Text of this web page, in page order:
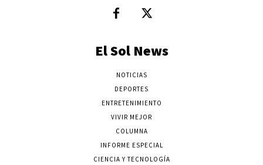
El Sol News
NOTICIAS
DEPORTES
ENTRETENIMIENTO
VIVIR MEJOR
COLUMNA
INFORME ESPECIAL
CIENCIA Y TECNOLOGÍA